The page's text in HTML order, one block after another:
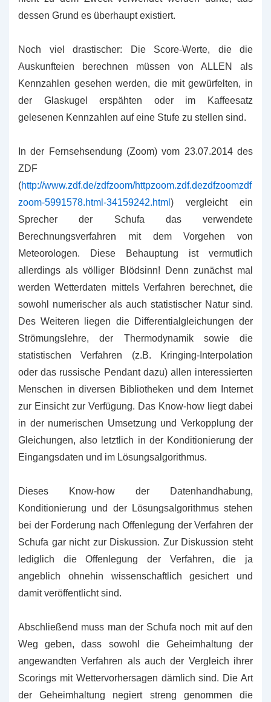
dessen Grund es überhaupt existiert.
Noch viel drastischer: Die Score-Werte, die die
Auskunfteien berechnen müssen von ALLEN als
Kennzahlen gesehen werden, die mit gewürfelten, in
der Glaskugel erspähten oder im Kaffeesatz
gelesenen Kennzahlen auf eine Stufe zu stellen sind.
In der Fernsehsendung (Zoom) vom 23.07.2014 des
ZDF
(http://www.zdf.de/zdfzoom/httpzoom.zdf.dezdfzoomzdf
zoom-5991578.html-34159242.html ) vergleicht ein
Sprecher der Schufa das verwendete
Berechnungsverfahren mit dem Vorgehen von
Meteorologen. Diese Behauptung ist vermutlich
allerdings als völliger Blödsinn! Denn zunächst mal
werden Wetterdaten mittels Verfahren berechnet, die
sowohl numerischer als auch statistischer Natur sind.
Des Weiteren liegen die Differentialgleichungen der
Strömungslehre, der Thermodynamik sowie die
statistischen Verfahren (z.B. Kringing-Interpolation
oder das russische Pendant dazu) allen interessierten
Menschen in diversen Bibliotheken und dem Internet
zur Einsicht zur Verfügung. Das Know-how liegt dabei
in der numerischen Umsetzung und Verkopplung der
Gleichungen, also letztlich in der Konditionierung der
Eingangsdaten und im Lösungsalgorithmus.
Dieses Know-how der Datenhandhabung,
Konditionierung und der Lösungsalgorithmus stehen
bei der Forderung nach Offenlegung der Verfahren der
Schufa gar nicht zur Diskussion. Zur Diskussion steht
lediglich die Offenlegung der Verfahren, die ja
angeblich ohnehin wissenschaftlich gesichert und
damit veröffentlicht sind.
Abschließend muss man der Schufa noch mit auf den
Weg geben, dass sowohl die Geheimhaltung der
angewandten Verfahren als auch der Vergleich ihrer
Scorings mit Wettervorhersagen dämlich sind. Die Art
der Geheimhaltung negiert streng genommen die